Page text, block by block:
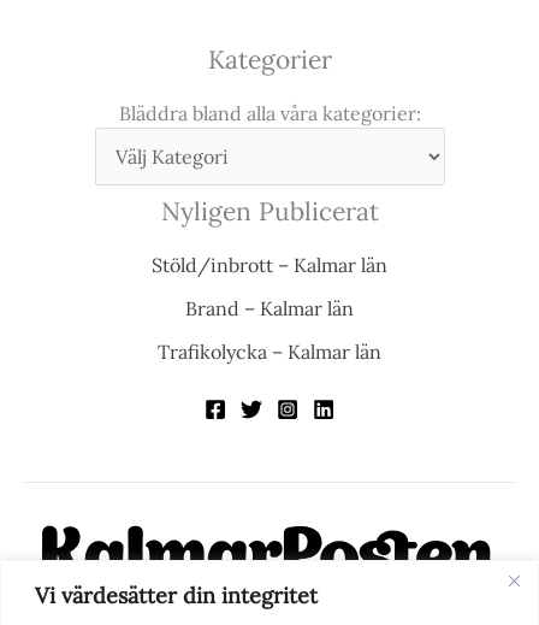
Vi värdesätter din integritet
Kategorier
Bläddra bland alla våra kategorier:
Nyligen Publicerat
Stöld/inbrott – Kalmar län
Brand – Kalmar län
Trafikolycka – Kalmar län
KalmarPosten är en modern lokalnyhetstidning på nätet. Med